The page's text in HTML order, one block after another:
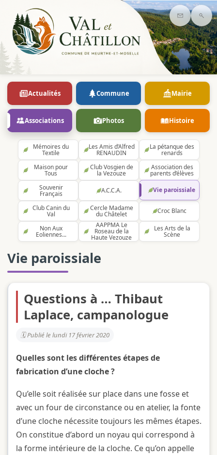
Contact
Actualités Commune Mairie
Associations Photos Histoire
Mémoires du
Textile
Les Amis d’Alfred
RENAUDIN
La pétanque des
renards
Maison pour
Tous
Club Vosgien de
la Vezouze
Association des
parents d’élèves
Souvenir
Français A.C.C.A. Vie paroissiale
Club Canin du
Val
Cercle Madame
du Châtelet Croc Blanc
Non Aux
Eoliennes...
AAPPMA Le
Roseau de la
Haute Vezouze
Les Arts de la
Scène
Vie paroissiale
Questions à … Thibaut
Laplace, campanologue
Publié le lundi 17 février 2020
Quelles sont les différentes étapes de
fabrication d’une cloche ?
Qu’elle soit réalisée sur place dans une fosse et
avec un four de circonstance ou en atelier, la fonte
d’une cloche nécessite toujours les mêmes étapes.
On constitue d’abord un noyau qui correspond à
la forme intérieure de la cloche. Ce qu’on appelle